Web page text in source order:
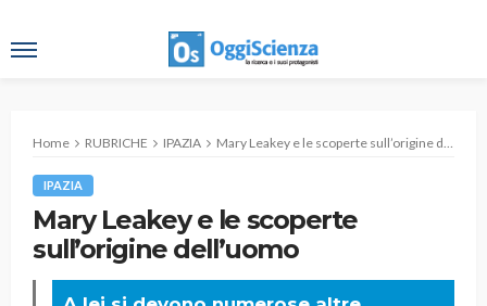
Home RUBRICHE IPAZIA Mary Leakey e le scoperte sull’origine dell’uomo
IPAZIA
Mary Leakey e le scoperte
sull’origine dell’uomo